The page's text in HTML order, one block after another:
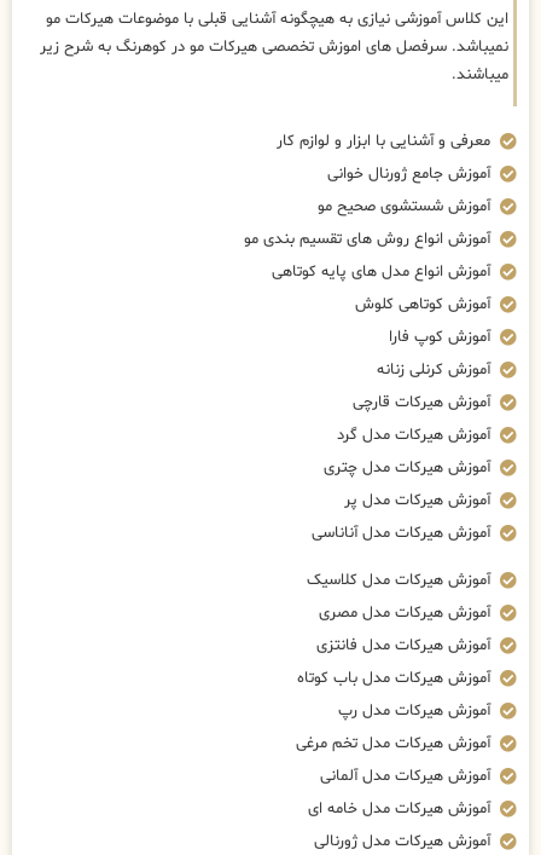
این کلاس آموزشی نیازی به هیچگونه آشنایی قبلی با موضوعات هیرکات مو
نمیباشد. سرفصل های اموزش تخصصی هیرکات مو در کوهرنگ به شرح زیر
میباشند.
معرفی و آشنایی با ابزار و لوازم کار
آموزش جامع ژورنال خوانی
آموزش شستشوی صحیح مو
آموزش انواع روش های تقسیم بندی مو
آموزش انواع مدل های پایه کوتاهی
آموزش کوتاهی کلوش
آموزش کوپ فارا
آموزش کرنلی زنانه
آموزش هیرکات قارچی
آموزش هیرکات مدل گرد
آموزش هیرکات مدل چتری
آموزش هیرکات مدل پر
آموزش هیرکات مدل آناناسی
آموزش هیرکات مدل کلاسیک
آموزش هیرکات مدل مصری
آموزش هیرکات مدل فانتزی
آموزش هیرکات مدل باب کوتاه
آموزش هیرکات مدل رپ
آموزش هیرکات مدل تخم مرغی
آموزش هیرکات مدل آلمانی
آموزش هیرکات مدل خامه ای
آموزش هیرکات مدل ژورنالی